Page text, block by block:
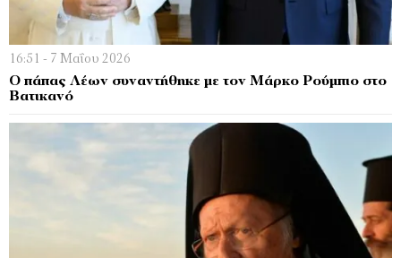
16:51 - 7 Μαΐου 2026
Ο πάπας Λέων συναντήθηκε με τον Μάρκο Ρούμπιο στο
Βατικανό